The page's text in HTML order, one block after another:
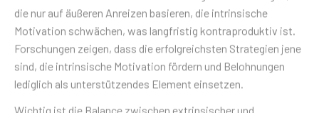
die nur auf äußeren Anreizen basieren, die intrinsische
Motivation schwächen, was langfristig kontraproduktiv ist.
Forschungen zeigen, dass die erfolgreichsten Strategien jene
sind, die intrinsische Motivation fördern und Belohnungen
lediglich als unterstützendes Element einsetzen.
Wichtig ist die Balance zwischen extrinsischer und